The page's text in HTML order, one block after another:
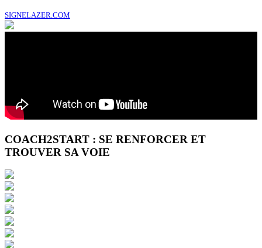
SIGNELAZER.COM
COACH2START : SE RENFORCER ET
TROUVER SA VOIE